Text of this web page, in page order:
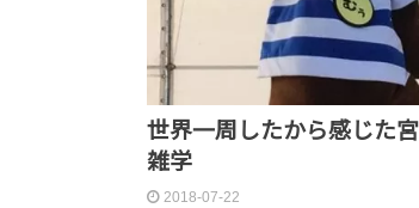
世界一周したから感じた
雑学
2018-07-22